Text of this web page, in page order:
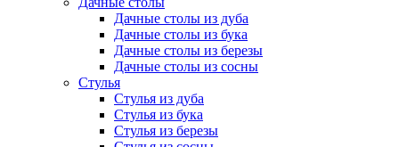
Дачные столы из дуба
Дачные столы из бука
Дачные столы из березы
Дачные столы из сосны
Стулья
Стулья из дуба
Стулья из бука
Стулья из березы